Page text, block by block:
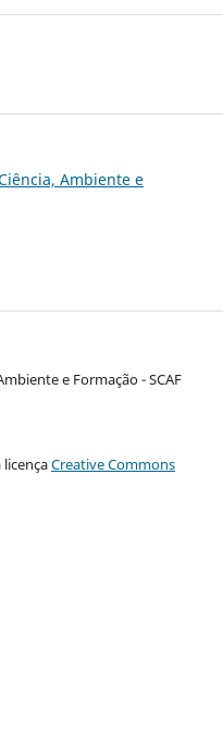
Ambiente e
e Formação - SCAF
Creative Commons